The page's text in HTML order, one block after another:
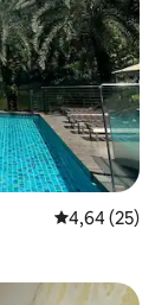
4,64 de uma
4,64 (25)